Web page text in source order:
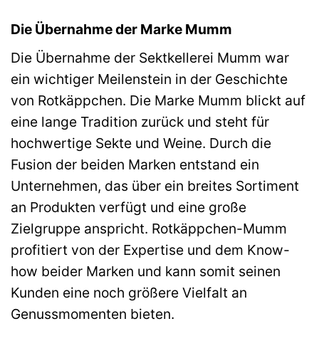
Die Übernahme der Marke Mumm
Die Übernahme der Sektkellerei Mumm war
ein wichtiger Meilenstein in der Geschichte
von Rotkäppchen. Die Marke Mumm blickt auf
eine lange Tradition zurück und steht für
hochwertige Sekte und Weine. Durch die
Fusion der beiden Marken entstand ein
Unternehmen, das über ein breites Sortiment
an Produkten verfügt und eine große
Zielgruppe anspricht. Rotkäppchen-Mumm
profitiert von der Expertise und dem Know-
how beider Marken und kann somit seinen
Kunden eine noch größere Vielfalt an
Genussmomenten bieten.